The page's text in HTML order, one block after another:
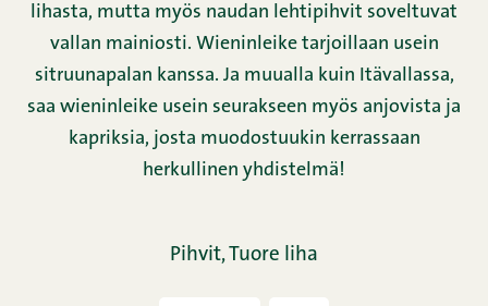
lihasta, mutta myös naudan lehtipihvit soveltuvat
vallan mainiosti. Wieninleike tarjoillaan usein
sitruunapalan kanssa. Ja muualla kuin Itävallassa,
saa wieninleike usein seurakseen myös anjovista ja
kapriksia, josta muodostuukin kerrassaan
herkullinen yhdistelmä!
Pihvit, Tuore liha